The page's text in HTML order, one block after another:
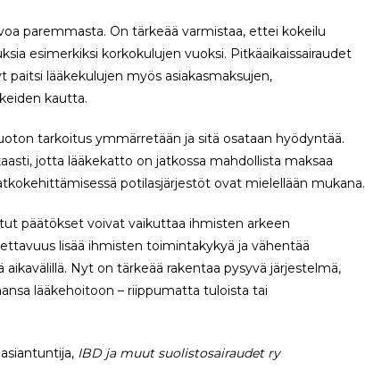
paremmasta. On tärkeää varmistaa, ettei kokeilu
esimerkiksi korkokulujen vuoksi. Pitkäaikaissairaudet
lääkekulujen myös asiakasmaksujen,
kautta.
tarkoitus ymmärretään ja sitä osataan hyödyntää.
jotta lääkekatto on jatkossa mahdollista maksaa
potilasjärjestöt ovat mielellään mukana.
päätökset voivat vaikuttaa ihmisten arkeen
lisää ihmisten toimintakykyä ja vähentää
Nyt on tärkeää rakentaa pysyvä järjestelmä,
lääkehoitoon – riippumatta tuloista tai
IBD ja muut suolistosairaudet ry